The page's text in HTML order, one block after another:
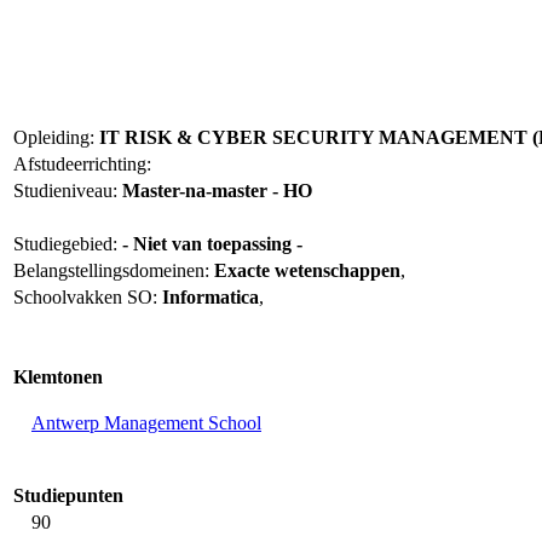
Opleiding: IT RISK & CYBER SECURITY MANAGEMENT
Afstudeerrichting:
Studieniveau: Master-na-master - HO
Studiegebied: - Niet van toepassing -
Belangstellingsdomeinen: Exacte wetenschappen,
Schoolvakken SO: Informatica,
Klemtonen
Antwerp Management School
Studiepunten
90